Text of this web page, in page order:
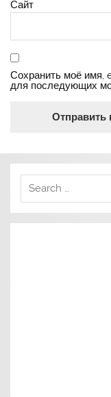
Сайт
Сохранить моё имя,
для последующих